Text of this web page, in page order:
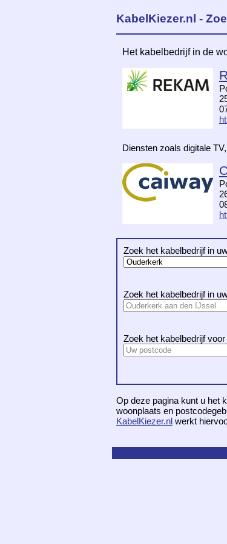
KabelKiezer.nl -
Het kabelbedrijf in de
Diensten zoals digitale
Zoek het kabelbedrijf in
Zoek het kabelbedrijf in
Zoek het kabelbedrijf
Op deze pagina kunt u het
woonplaats en
KabelKiezer.nl werkt